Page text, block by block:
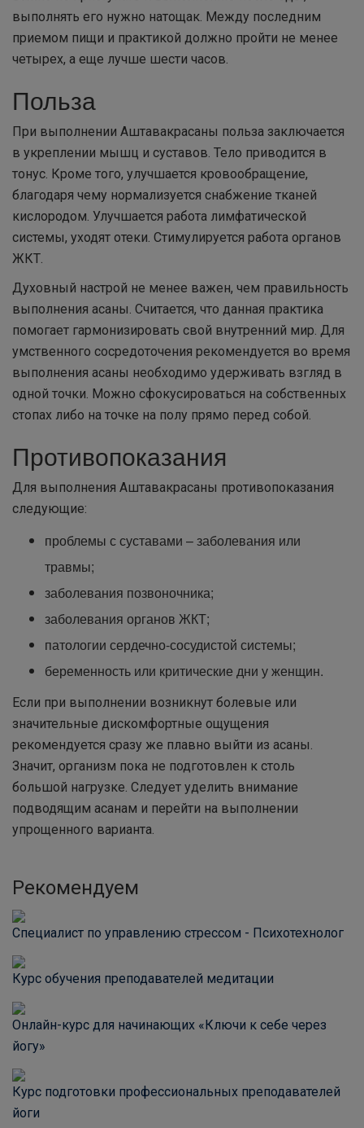
выполнять его нужно натощак. Между последним
приемом пищи и практикой должно пройти не менее
четырех, а еще лучше шести часов.
Польза
При выполнении Аштавакрасаны польза заключается
в укреплении мышц и суставов. Тело приводится в
тонус. Кроме того, улучшается кровообращение,
благодаря чему нормализуется снабжение тканей
кислородом. Улучшается работа лимфатической
системы, уходят отеки. Стимулируется работа органов
ЖКТ.
Духовный настрой не менее важен, чем правильность
выполнения асаны. Считается, что данная практика
помогает гармонизировать свой внутренний мир. Для
умственного сосредоточения рекомендуется во время
выполнения асаны необходимо удерживать взгляд в
одной точки. Можно сфокусироваться на собственных
стопах либо на точке на полу прямо перед собой.
Противопоказания
Для выполнения Аштавакрасаны противопоказания
следующие:
проблемы с суставами – заболевания или
травмы;
заболевания позвоночника;
заболевания органов ЖКТ;
патологии сердечно-сосудистой системы;
беременность или критические дни у женщин.
Если при выполнении возникнут болевые или
значительные дискомфортные ощущения
рекомендуется сразу же плавно выйти из асаны.
Значит, организм пока не подготовлен к столь
большой нагрузке. Следует уделить внимание
подводящим асанам и перейти на выполнении
упрощенного варианта.
Рекомендуем
Специалист по управлению стрессом - Психотехнолог
Курс обучения преподавателей медитации
Онлайн-курс для начинающих «Ключи к себе через
йогу»
Курс подготовки профессиональных преподавателей
йоги